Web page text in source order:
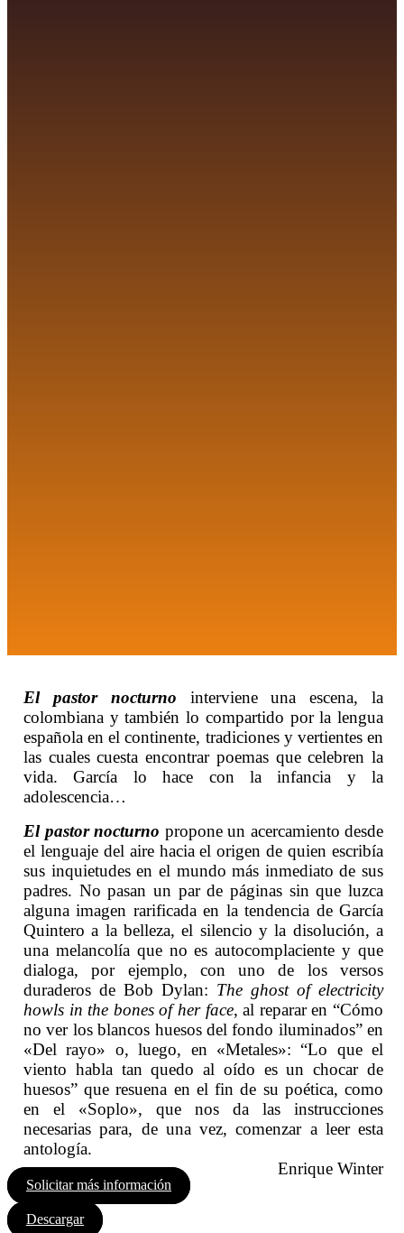
El pastor nocturno interviene una escena, la
colombiana y también lo compartido por la lengua
española en el continente, tradiciones y vertientes en
las cuales cuesta encontrar poemas que celebren la
vida. García lo hace con la infancia y la
adolescencia…
El pastor nocturno propone un acercamiento desde
el lenguaje del aire hacia el origen de quien escribía
sus inquietudes en el mundo más inmediato de sus
padres. No pasan un par de páginas sin que luzca
alguna imagen rarificada en la tendencia de García
Quintero a la belleza, el silencio y la disolución, a
una melancolía que no es autocomplaciente y que
dialoga, por ejemplo, con uno de los versos
duraderos de Bob Dylan: The ghost of electricity
howls in the bones of her face, al reparar en “Cómo
no ver los blancos huesos del fondo iluminados” en
«Del rayo» o, luego, en «Metales»: “Lo que el
viento habla tan quedo al oído es un chocar de
huesos” que resuena en el fin de su poética, como
en el «Soplo», que nos da las instrucciones
necesarias para, de una vez, comenzar a leer esta
antología.
Enrique Winter
Solicitar más información
Descargar